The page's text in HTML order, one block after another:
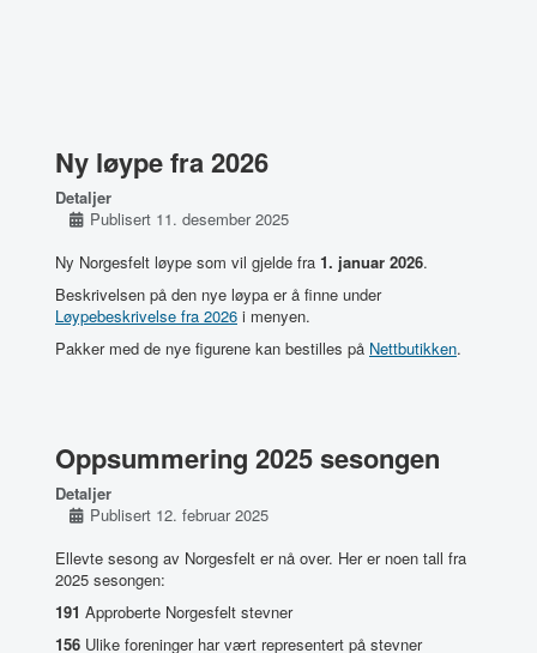
Ny løype fra 2026
Detaljer
Publisert 11. desember 2025
Ny Norgesfelt løype som vil gjelde fra 1. januar 2026.
Beskrivelsen på den nye løypa er å finne under
Løypebeskrivelse fra 2026 i menyen.
Pakker med de nye figurene kan bestilles på Nettbutikken.
Oppsummering 2025 sesongen
Detaljer
Publisert 12. februar 2025
Ellevte sesong av Norgesfelt er nå over. Her er noen tall fra
2025 sesongen:
191 Approberte Norgesfelt stevner
156 Ulike foreninger har vært representert på stevner